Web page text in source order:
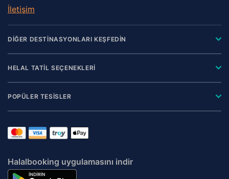
İletişim
DİĞER DESTİNASYONLARI KEŞFEDİN
HELAL TATİL SEÇENEKLERİ
POPÜLER TESİSLER
Halalbooking uygulamasını indir